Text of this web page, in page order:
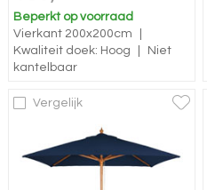
Beperkt op voorraad
Vierkant 200x200cm
Kwaliteit doek: Hoog
Niet
kantelbaar
Vergelijk